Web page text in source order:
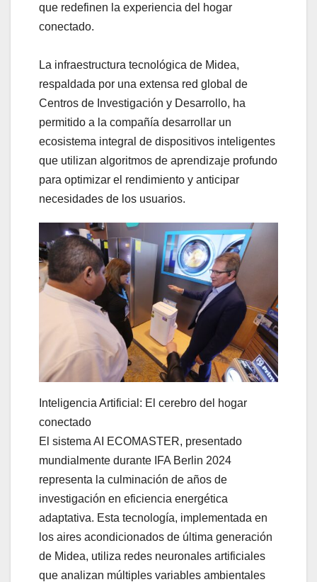
que redefinen la experiencia del hogar
conectado.
La infraestructura tecnológica de Midea,
respaldada por una extensa red global de
Centros de Investigación y Desarrollo, ha
permitido a la compañía desarrollar un
ecosistema integral de dispositivos inteligentes
que utilizan algoritmos de aprendizaje profundo
para optimizar el rendimiento y anticipar
necesidades de los usuarios.
Inteligencia Artificial: El cerebro del hogar
conectado
El sistema AI ECOMASTER, presentado
mundialmente durante IFA Berlin 2024
representa la culminación de años de
investigación en eficiencia energética
adaptativa. Esta tecnología, implementada en
los aires acondicionados de última generación
de Midea, utiliza redes neuronales artificiales
que analizan múltiples variables ambientales